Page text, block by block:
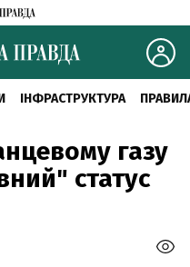
ІНФРАСТРУКТУРА
газу
статус